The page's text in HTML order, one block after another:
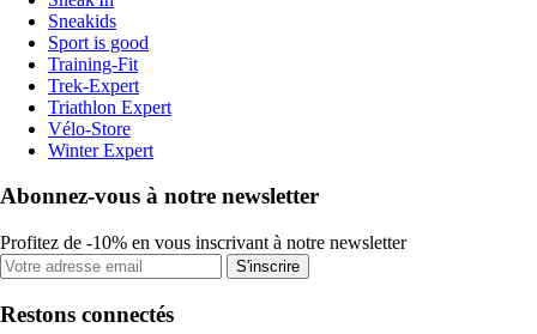
Sneakids
Sport is good
Training-Fit
Trek-Expert
Triathlon Expert
Vélo-Store
Winter Expert
Abonnez-vous à notre newsletter
Profitez de -10% en vous inscrivant à notre newsletter
S'inscrire
Restons connectés